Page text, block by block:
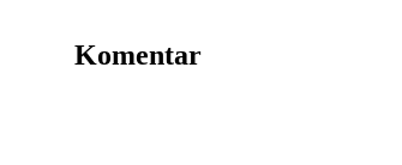
Komentar